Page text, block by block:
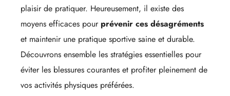
plaisir de pratiquer. Heureusement, il existe des
moyens efficaces pour prévenir ces désagréments
et maintenir une pratique sportive saine et durable.
Découvrons ensemble les stratégies essentielles pour
éviter les blessures courantes et profiter pleinement de
vos activités physiques préférées.